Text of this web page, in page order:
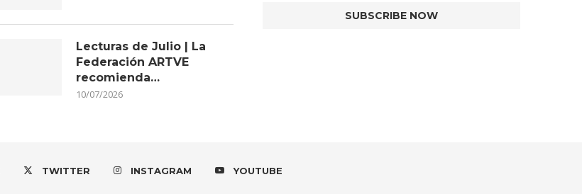
Lecturas de Julio | La
Federación ARTVE
recomienda…
10/07/2026
TWITTER INSTAGRAM YOUTUBE